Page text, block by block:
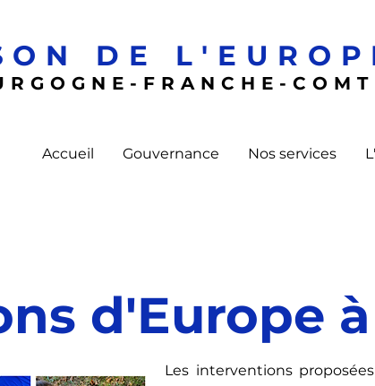
DE
FRANCHE-
Accueil Gouvernance Nos services
d'Europe
Les interventions